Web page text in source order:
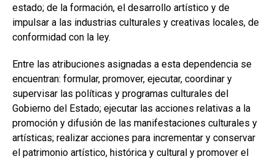
estado; de la formación, el desarrollo artístico y de
impulsar a las industrias culturales y creativas locales, de
conformidad con la ley.
Entre las atribuciones asignadas a esta dependencia se
encuentran: formular, promover, ejecutar, coordinar y
supervisar las políticas y programas culturales del
Gobierno del Estado; ejecutar las acciones relativas a la
promoción y difusión de las manifestaciones culturales y
artísticas; realizar acciones para incrementar y conservar
el patrimonio artístico, histórica y cultural y promover el